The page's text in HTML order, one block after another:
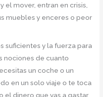
el mover, entran en crisis,
muebles y enceres o peor
suficientes y la fuerza para
nociones de cuanto
un coche o un
en un solo viaje o te toca
el dinero que vas a gastar